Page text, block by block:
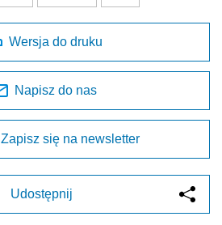
Wersja do druku
Napisz do nas
Zapisz się na newsletter
Udostępnij